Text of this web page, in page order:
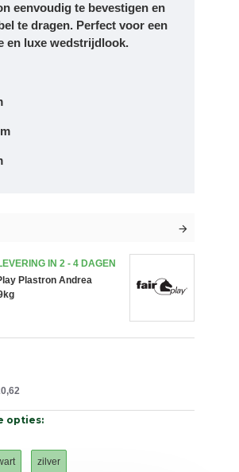
eenvoudig te bevestigen en
te dragen. Perfect voor een
en luxe wedstrijdlook.
IN 2 - 4 DAGEN
Plastron Andrea
opties:
zilver